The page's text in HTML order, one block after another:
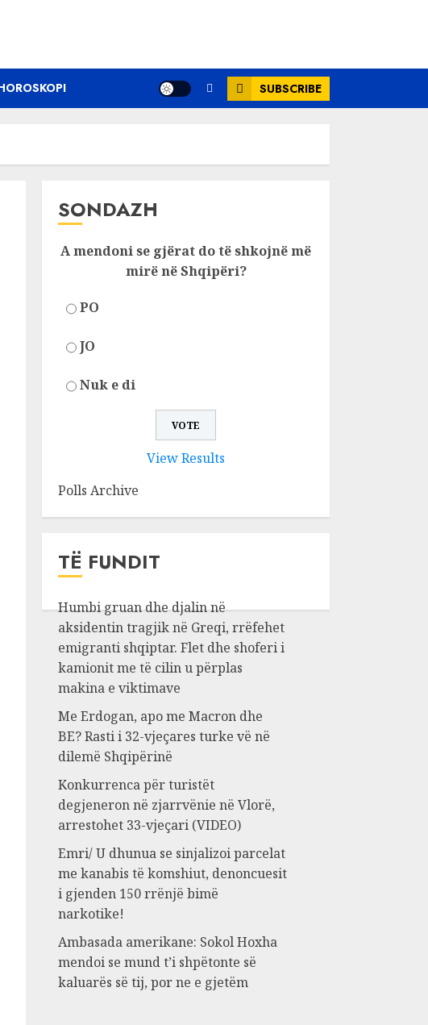
SUBSCRIBE
SONDAZH
A mendoni se gjërat do të shkojnë më
mirë në Shqipëri?
PO
JO
Nuk e di
View Results
Polls Archive
TË FUNDIT
Humbi gruan dhe djalin në
aksidentin tragjik në Greqi, rrëfehet
emigranti shqiptar. Flet dhe shoferi i
kamionit me të cilin u përplas
makina e viktimave
Me Erdogan, apo me Macron dhe
BE? Rasti i 32-vjeçares turke vë në
dilemë Shqipërinë
Konkurrenca për turistët
degjeneron në zjarrvënie në Vlorë,
arrestohet 33-vjeçari (VIDEO)
Emri/ U dhunua se sinjalizoi parcelat
me kanabis të komshiut, denoncuesit
i gjenden 150 rrënjë bimë
narkotike!
Ambasada amerikane: Sokol Hoxha
mendoi se mund t’i shpëtonte së
kaluarës së tij, por ne e gjetëm